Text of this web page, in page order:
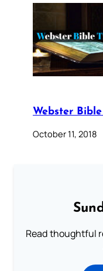
Webster
October 11, 2018
Read thoughtful